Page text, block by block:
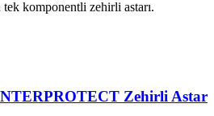
₺
tek komponentli zehirli astarı.
Zehirli Astar